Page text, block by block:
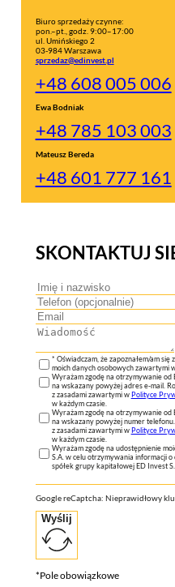
Biuro sprzedaży czynne:
pon.–pt., godz. 9:00–17:00
ul. Umińskiego 2
03-984 Warszawa
sprzedaz@edinvest.pl
+48 608 005 006
Ewa Bodniak
+48 785 103 003
Mateusz Bereda
+48 601 777 161
SKONTAKTUJ
* Oświadczam, że zapoznałem/am
moich danych osobowych zawartymi
Wyrażam zgodę na otrzymywanie
na wskazany powyżej adres e-mail.
z zasadami zawartymi wPolityce
w każdym czasie.
Wyrażam zgodę na otrzymywanie
na wskazany powyżej numer
z zasadami zawartymi wPolityce
w każdym czasie.
Wyrażam zgodę na udostępnienie
S.A. w celu otrzymywania informacji
spółek grupy kapitałowej ED Invest
Google reCaptcha: Nieprawidłowy
Wyślij
*Pole obowiązkowe